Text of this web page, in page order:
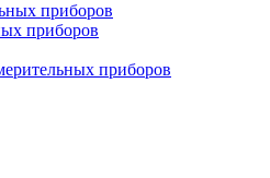
приборов
приборов
приборов